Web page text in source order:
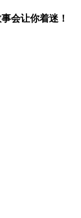
会让你着迷！